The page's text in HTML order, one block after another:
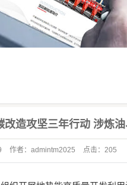
造攻坚三年行动 涉炼
作者： admintm2025 点击： 205